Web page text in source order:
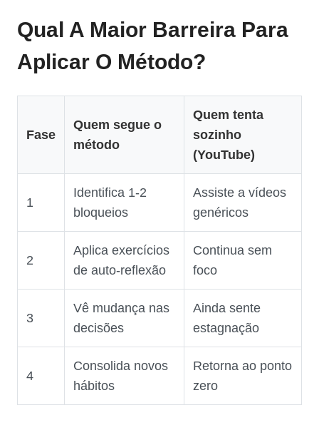
Qual A Maior Barreira Para
Aplicar O Método?
Fase
Quem segue o
método
Quem tenta
sozinho
(YouTube)
1
Identifica 1‑2
bloqueios
Assiste a vídeos
genéricos
2
Aplica exercícios
de auto‑reflexão
Continua sem
foco
3
Vê mudança nas
decisões
Ainda sente
estagnação
4
Consolida novos
hábitos
Retorna ao ponto
zero